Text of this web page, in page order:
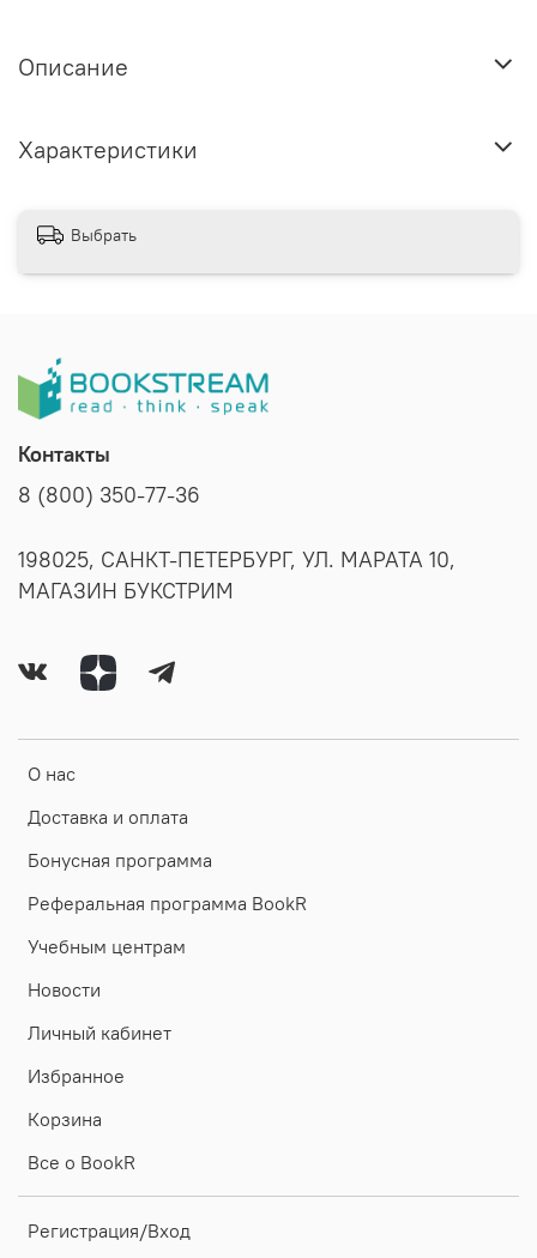
Описание
Характеристики
Выбрать
О нас
Доставка и оплата
Бонусная программа
Реферальная программа BookR
Учебным центрам
Новости
Личный кабинет
Избранное
Корзина
Все о BookR
Регистрация/Вход
Контакты
8 (800) 350-77-36
198025, САНКТ-ПЕТЕРБУРГ, УЛ. МАРАТА 10,
МАГАЗИН БУКСТРИМ